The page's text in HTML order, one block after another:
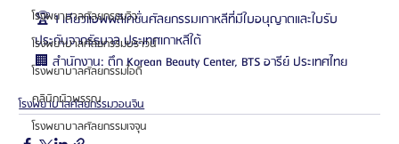
โรงพยาบาลศัลยกรรมวิว
โรงพยาบาลศัลยกรรมบราวน์
โรงพยาบาลศัลยกรรมไอดี
คลินิกผิวพรรณ
โรงพยาบาลศัลยกรรมเจจุน
🏆 1 เดียวแอพพลิเคชั่นศัลยกรรมเกาหลีที่มีใบอนุญาตและใบรับ
ประกันจากรัฐบาล ประเทศเกาหลีใต้
🏢 สำนักงาน: ตึก Korean Beauty Center, BTS อารีย์ ประเทศไทย
โรงพยาบาลศัลยกรรมวอนจิน